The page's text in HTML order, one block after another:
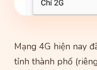
Mạng 4G hiện nay
tỉnh thành phố